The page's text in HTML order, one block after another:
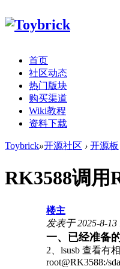
首页
社区动态
热门版块
购买渠道
Wiki教程
资料下载
Toybrick»开源社区 › 开源板
RK3588调用
楼主
发表于 2025-8-13
一、已经准备
2、lsusb 查看有
root@RK3588:/